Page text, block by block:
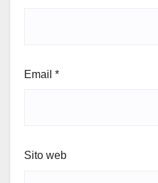
Email *
Sito web